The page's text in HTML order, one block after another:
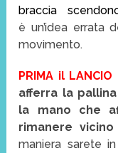
braccia
è un’idea errata
movimento.
PRIMA il LANCIO
afferra la
la mano che
rimanere vicino
maniera sarete